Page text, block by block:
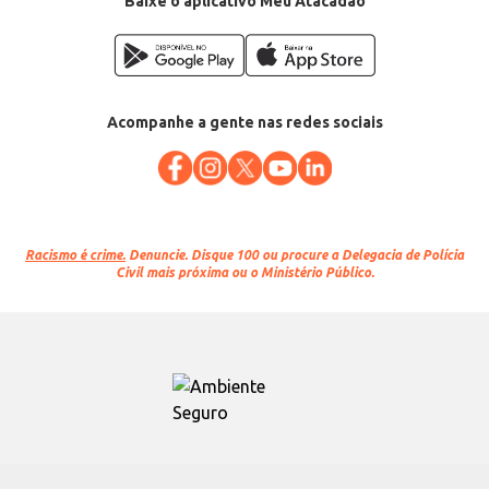
Acompanhe a gente nas redes sociais
Racismo é crime. Denuncie. Disque 100 ou procure a Delegacia de Polícia
Civil mais próxima ou o Ministério Público.